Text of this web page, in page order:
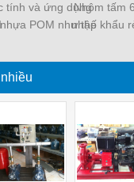
tính và ứng dụng
POM như thế
Nhôm tấm
nhập khẩu